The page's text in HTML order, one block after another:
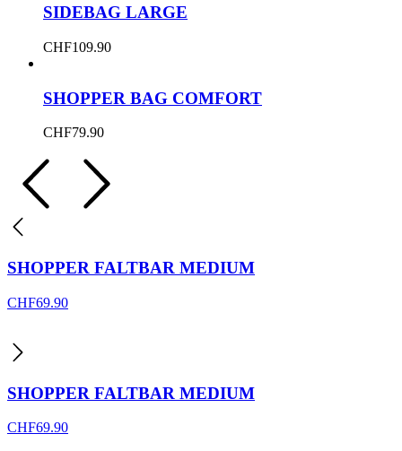
SIDEBAG LARGE
CHF109.90
SHOPPER BAG COMFORT
CHF79.90
SHOPPER FALTBAR MEDIUM
CHF69.90
SHOPPER FALTBAR MEDIUM
CHF69.90